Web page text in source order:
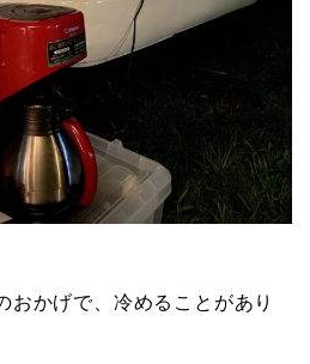
おかげで、冷めることがあり